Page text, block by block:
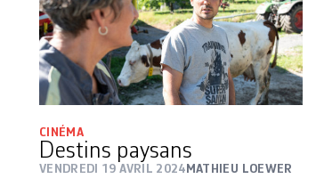
CINÉMA
Destins paysans
VENDREDI 19 AVRIL 2024 MATHIEU LOEWER